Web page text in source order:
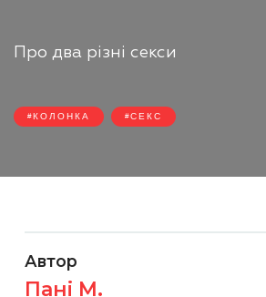
Про два різні секси
КОЛОНКА СЕКС
Пані М.